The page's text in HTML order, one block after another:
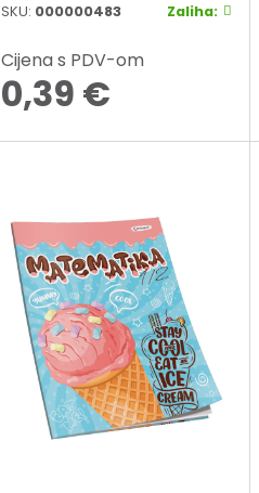
SKU: 000000483 Zaliha:
Cijena s PDV-om
0,39 €